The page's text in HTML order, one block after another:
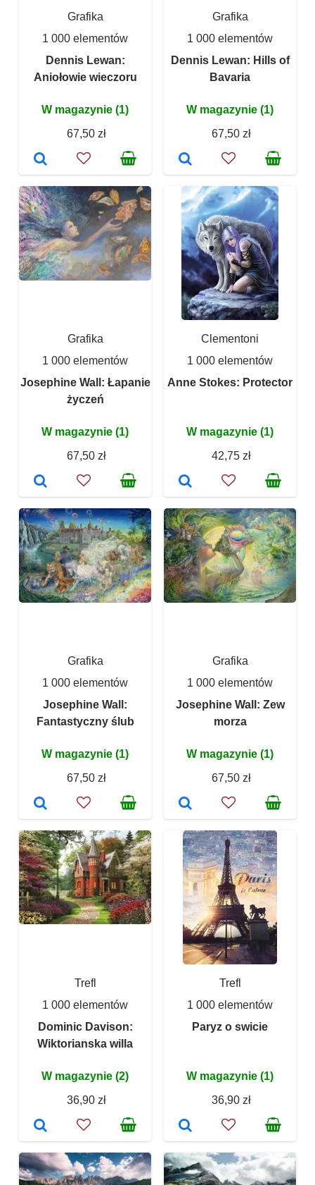
Grafika
1 000 elementów
Dennis Lewan:
Aniołowie wieczoru
W magazynie (1)
67,50 zł
Grafika
1 000 elementów
Dennis Lewan: Hills of
Bavaria
W magazynie (1)
67,50 zł
Grafika
1 000 elementów
Josephine Wall: Łapanie
życzeń
W magazynie (1)
67,50 zł
Clementoni
1 000 elementów
Anne Stokes: Protector
W magazynie (1)
42,75 zł
Grafika
1 000 elementów
Josephine Wall:
Fantastyczny ślub
W magazynie (1)
67,50 zł
Grafika
1 000 elementów
Josephine Wall: Zew
morza
W magazynie (1)
67,50 zł
Trefl
1 000 elementów
Dominic Davison:
Wiktorianska willa
W magazynie (2)
36,90 zł
Trefl
1 000 elementów
Paryz o swicie
W magazynie (1)
36,90 zł